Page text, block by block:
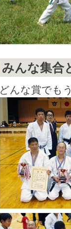
みんな集合
どんな賞でも